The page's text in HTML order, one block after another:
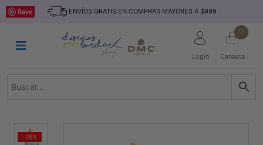
Saltar
ENVÍOS GRATIS EN COMPRAS MAYORES A $999
Login
0
Canasta
INICIO
TEJIDO
TELAS-25%
Save